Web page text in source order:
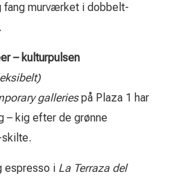
fang murværket i dobbelt­
– kulturpulsen
galleriespå Plaza 1 har
– kig efter de grønne
skilte.
espresso i La Terraza del